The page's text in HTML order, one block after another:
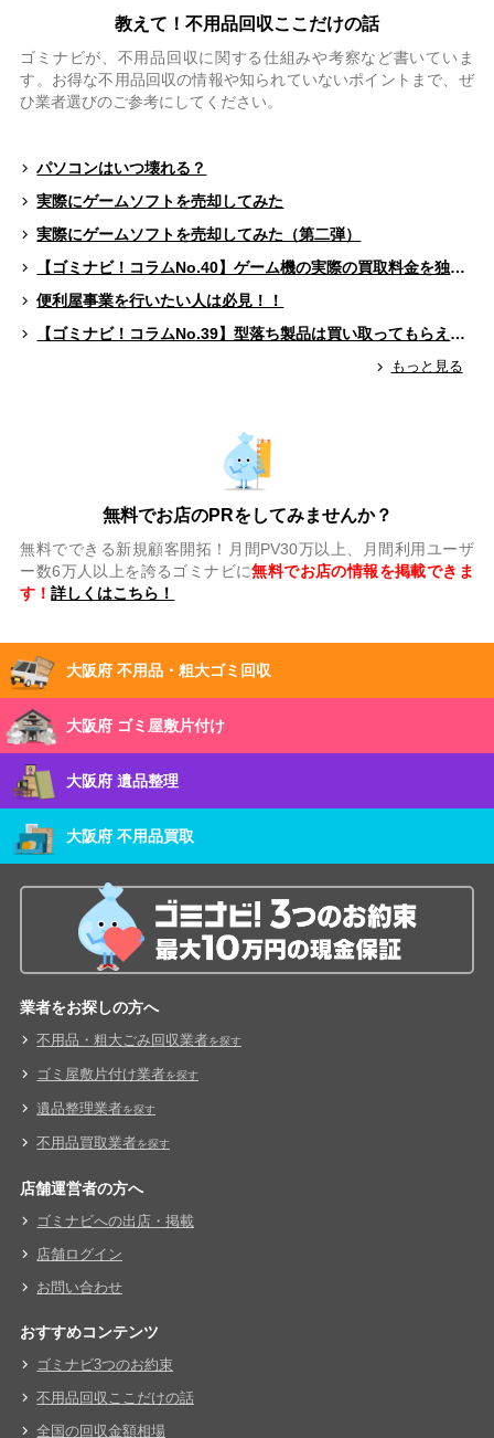
教えて！不用品回収ここだけの話
ゴミナビが、不用品回収に関する仕組みや考察など書いていま
す。お得な不用品回収の情報や知られていないポイントまで、ぜ
ひ業者選びのご参考にしてください。
パソコンはいつ壊れる？
実際にゲームソフトを売却してみた
実際にゲームソフトを売却してみた（第二弾）
【ゴミナビ！コラムNo.40】ゲーム機の実際の買取料金を独自調査！！
便利屋事業を行いたい人は必見！！
【ゴミナビ！コラムNo.39】型落ち製品は買い取ってもらえる？（ゲームソフト編）
もっと見る
無料でお店のPRをしてみませんか？
無料でできる新規顧客開拓！月間PV30万以上、月間利用ユーザ
ー数6万人以上を誇るゴミナビに無料でお店の情報を掲載できま
す！詳しくはこちら！
大阪府 不用品・粗大ゴミ回収
大阪府 ゴミ屋敷片付け
大阪府 遺品整理
大阪府 不用品買取
業者をお探しの方へ
不用品・粗大ごみ回収業者を探す
ゴミ屋敷片付け業者を探す
遺品整理業者を探す
不用品買取業者を探す
店舗運営者の方へ
ゴミナビへの出店・掲載
店舗ログイン
お問い合わせ
おすすめコンテンツ
ゴミナビ3つのお約束
不用品回収ここだけの話
全国の回収金額相場